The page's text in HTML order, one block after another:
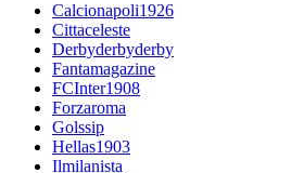
Calcionapoli1926
Cittaceleste
Derbyderbyderby
Fantamagazine
FCInter1908
Forzaroma
Golssip
Hellas1903
Ilmilanista